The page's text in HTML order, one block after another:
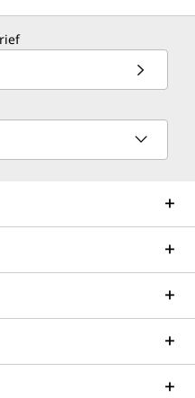
Services
a-service, cloudachtige
beheer op locatie. Het
en biedt alle kracht
de nieuwste
te brengen, door end-
installatie,
te